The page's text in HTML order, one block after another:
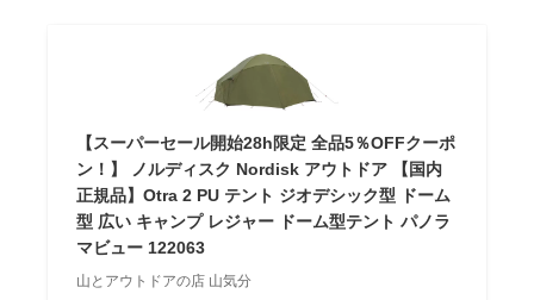
【スーパーセール開始28h限定 全品5％OFFクーポ
ン！】 ノルディスク Nordisk アウトドア 【国内
正規品】Otra 2 PU テント ジオデシック型 ドーム
型 広い キャンプ レジャー ドーム型テント パノラ
マビュー 122063
山とアウトドアの店 山気分